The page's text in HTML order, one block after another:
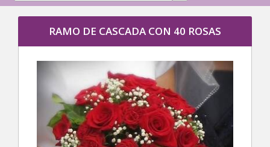
RAMO DE CASCADA CON 40 ROSAS